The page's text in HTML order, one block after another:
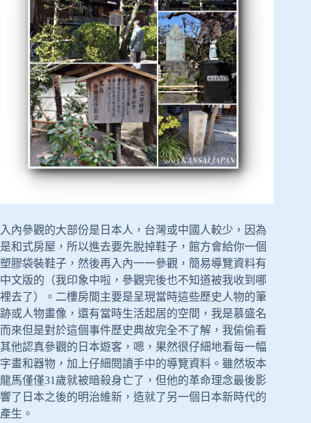
入內參觀的大部份是日本人，台灣或中國人較少，因為
是和式房屋，所以進去要先脫掉鞋子，館方會給你一個
塑膠袋裝鞋子，然後再入內一一參觀，簡易導覽資料有
中文版的（我印象中啦，參觀完後也不知道被我收到哪
裡去了）。二樓房間主要是呈現當時這些歷史人物的筆
跡或人物畫像，還有當時生活起居的空間，我是慕盛名
而來但是對於這個事件歷史典故完全不了解，我偷偷看
其他認真參觀的日本遊客，嗯，果然很仔細地看每一幅
字畫和器物，加上仔細閱讀手中的導覽資料。雖然坂本
龍馬僅僅31歲就被暗殺身亡了，但他的革命理念最後影
響了日本之後的明治維新，造就了另一個日本新時代的
產生。